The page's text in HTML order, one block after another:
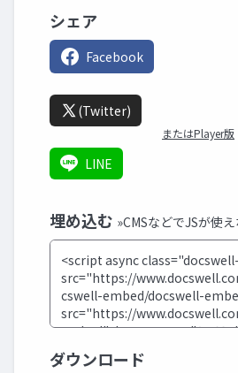
シェア
Facebook
(Twitter)
またはPlayer版
LINE
埋め込む »CMSなどでJSが使
ダウンロード